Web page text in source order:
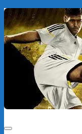
Перейти
к
содержимому